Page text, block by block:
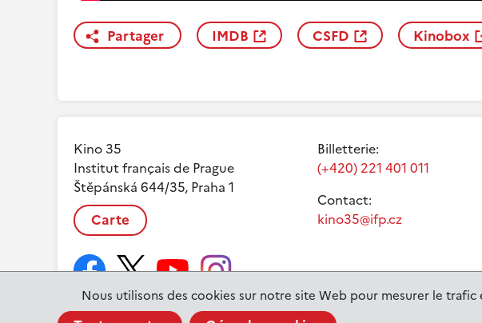
Nous utilisons des cookies sur notre site Web pour mesurer le trafic
Partager IMDB CSFD Kinobox
Kino 35
Institut français de Prague
Štěpánská 644/35, Praha 1
Carte
Billetterie:
(+420) 221 401 011
Contact:
kino35@ifp.cz